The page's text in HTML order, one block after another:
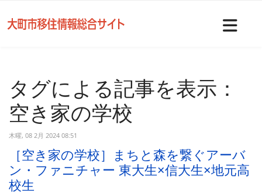
タグによる記事を表示：
空き家の学校
木曜, 08 2月 2024 08:51
［空き家の学校］まちと森を繋ぐアーバ
ン・ファニチャー 東大生×信大生×地元高
校生